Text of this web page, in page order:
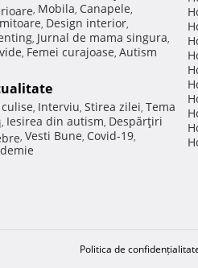
, Mobila, Canapele,
, Design interior,
, Jurnal de mama singura,
, Femei curajoase, Autism
, Interviu, Stirea zilei, Tema
, Iesirea din autism, Despărţiri
, Vesti Bune, Covid-19,
Politica de